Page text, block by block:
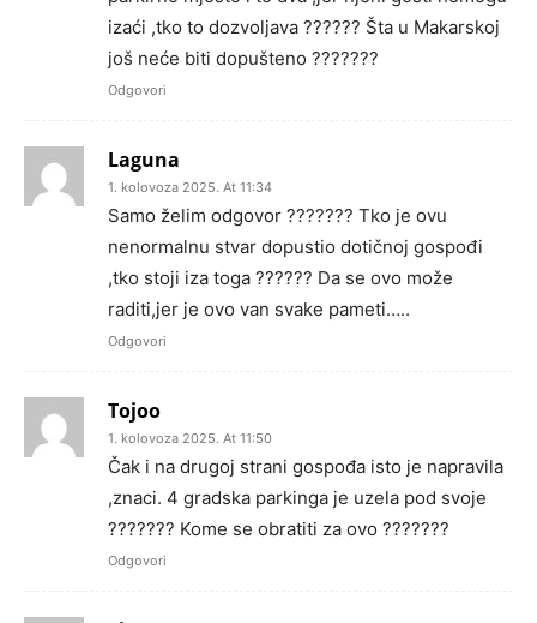
izaći ,tko to dozvoljava ?????? Šta u Makarskoj
još neće biti dopušteno ???????
Odgovori
Laguna
1. kolovoza 2025. At 11:34
Samo želim odgovor ??????? Tko je ovu
nenormalnu stvar dopustio dotičnoj gospođi
,tko stoji iza toga ?????? Da se ovo može
raditi,jer je ovo van svake pameti…..
Odgovori
Tojoo
1. kolovoza 2025. At 11:50
Čak i na drugoj strani gospođa isto je napravila
,znaci. 4 gradska parkinga je uzela pod svoje
??????? Kome se obratiti za ovo ???????
Odgovori